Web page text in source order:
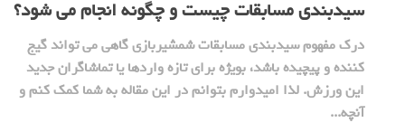
سیدبندی مسابقات چیست و چگونه انجام می شود؟
درک مفهوم سیدبندی مسابقات شمشیربازی گاهی می تواند گیج
کننده و پیچیده باشد، بویژه برای تازه واردها یا تماشاگران جدید
این ورزش. لذا امیدوارم بتوانم در این مقاله به شما کمک کنم و
آنچه...